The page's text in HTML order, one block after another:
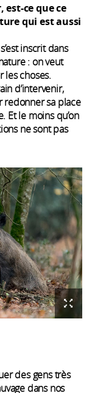
est-ce que ce
qui est aussi
inscrit dans
: on veut
les choses.
d’intervenir,
redonner sa place
Et le moins qu’on
ne sont pas
des gens très
dans nos